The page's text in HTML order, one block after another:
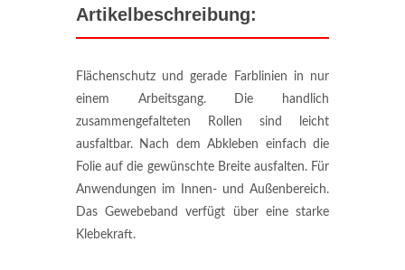
Artikelbeschreibung:
Flächenschutz und gerade Farblinien in nur
einem Arbeitsgang. Die handlich
zusammengefalteten Rollen sind leicht
ausfaltbar. Nach dem Abkleben einfach die
Folie auf die gewünschte Breite ausfalten. Für
Anwendungen im Innen- und Außenbereich.
Das Gewebeband verfügt über eine starke
Klebekraft.